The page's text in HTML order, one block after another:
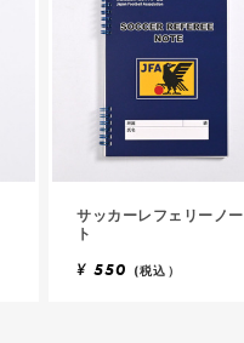
サッカーレフェリーノー
ト
¥ 550 (税込）